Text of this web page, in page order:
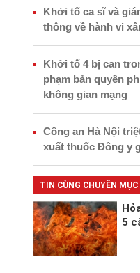
Khởi tố ca sĩ và
thông về hành vi
Khởi tố 4 bị can
phạm bản quyền
không gian mạng
Công an Hà Nội
xuất thuốc Đông y
TIN CÙNG CHUYÊN MỤC
5